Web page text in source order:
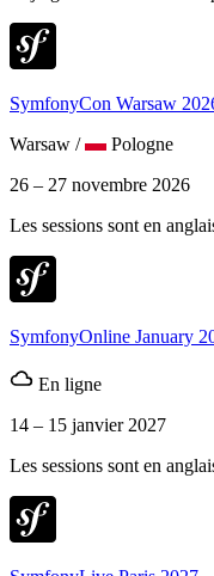
SymfonyCon Warsaw
Warsaw /
Pologne
26 – 27 novembre 2026
Les sessions sont en
SymfonyOnline January
En ligne
14 – 15 janvier 2027
Les sessions sont en